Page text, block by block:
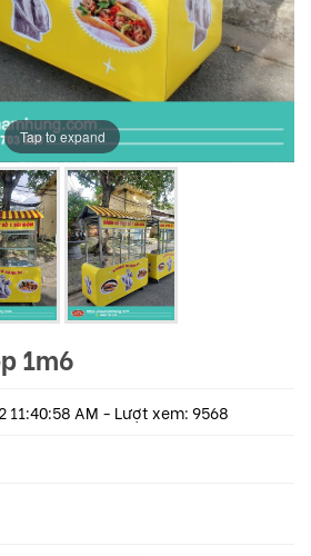
Tap to expand
1m6
AM - Lượt xem: 9568